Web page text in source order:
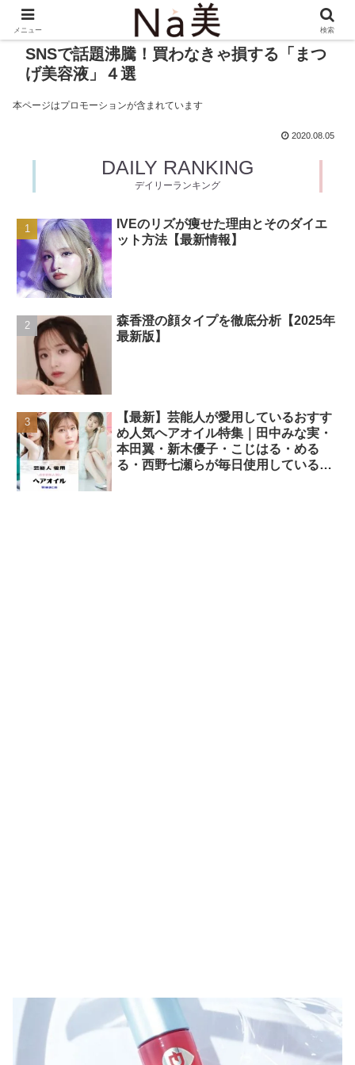
SNSで話題沸騰！買わなきゃ損する「まつ
げ美容液」４選
本ページはプロモーションが含まれています
2020.08.05
DAILY RANKING
デイリーランキング
IVEのリズが痩せた理由とそのダイエ
ット方法【最新情報】
森香澄の顔タイプを徹底分析【2025年
最新版】
【最新】芸能人が愛用しているおすす
め人気ヘアオイル特集｜田中みな実・
本田翼・新木優子・こじはる・める
る・西野七瀬らが毎日使用しているヘ
メニュー 検索